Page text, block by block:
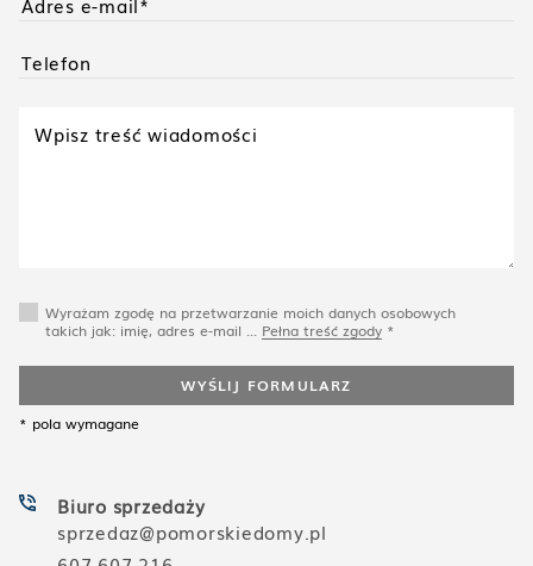
Biuro sprzedaży
sprzedaz@pomorskiedomy.pl
Wyrażam zgodę na przetwarzanie moich danych osobowych
takich jak: imię, adres e-mail ... Pełna treść zgody *
WYŚLIJ FORMULARZ
* pola wymagane